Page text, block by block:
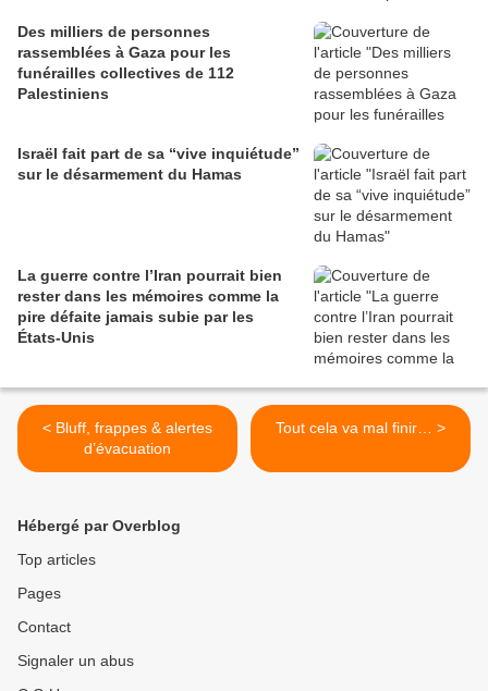
Des milliers de personnes
rassemblées à Gaza pour les
funérailles collectives de 112
Palestiniens
Israël fait part de sa “vive inquiétude”
sur le désarmement du Hamas
La guerre contre l’Iran pourrait bien
rester dans les mémoires comme la
pire défaite jamais subie par les
États-Unis
< Bluff, frappes & alertes
d’évacuation
Tout cela va mal finir… >
Hébergé par Overblog
Top articles
Pages
Contact
Signaler un abus